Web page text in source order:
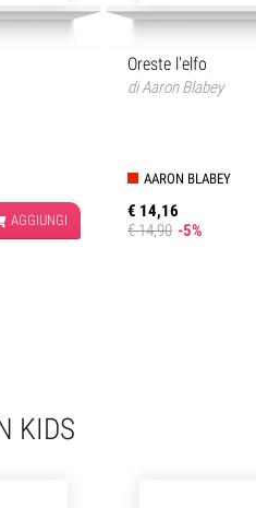
AGGIUNGI
Oreste l'elfo
diAaron Blabey
AARON BLABEY
€ 14,16
€ 14,90 -5%
KIDS